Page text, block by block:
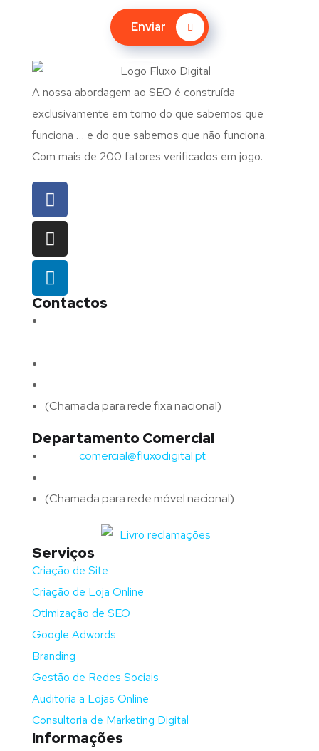
Enviar
A nossa abordagem ao SEO é construída
exclusivamente em torno do que sabemos que
funciona … e do que sabemos que não funciona.
Com mais de 200 fatores verificados em jogo.
Contactos
(Chamada para rede fixa nacional)
Departamento Comercial
comercial@fluxodigital.pt
(Chamada para rede móvel nacional)
Serviços
Criação de Site
Criação de Loja Online
Otimização de SEO
Google Adwords
Branding
Gestão de Redes Sociais
Auditoria a Lojas Online
Consultoria de Marketing Digital
Informações